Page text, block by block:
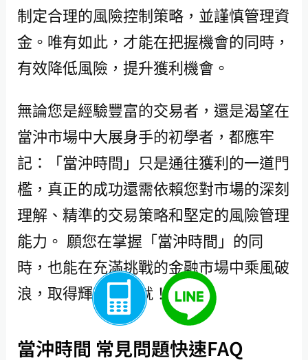
制定合理的風險控制策略，並謹慎管理資
金。唯有如此，才能在把握機會的同時，
有效降低風險，提升獲利機會。
無論您是經驗豐富的交易者，還是渴望在
當沖市場中大展身手的初學者，都應牢
記：「當沖時間」只是通往獲利的一道門
檻，真正的成功還需依賴您對市場的深刻
理解、精準的交易策略和堅定的風險管理
能力。 願您在掌握「當沖時間」的同
時，也能在充滿挑戰的金融市場中乘風破
浪，取得輝煌的成就！
當沖時間 常見問題快速FAQ